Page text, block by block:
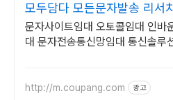
모두담다 모든문자발송 리서
다 문자발송솔루션임대
문자사이트임대 오토콜임대 인바
대 문자전송통신망임대 통신솔루
http://m.coupang.com 광고